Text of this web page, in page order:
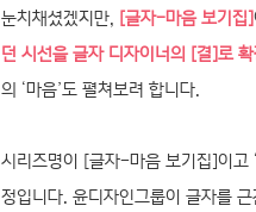
눈치채셨겠지만, [글자-마음 보기집]
던 시선을 글자 디자이너의 [결]로
의 ‘마음’도 펼쳐보려 합니다.
시리즈명이 [글자-마음 보기집]이고
정입니다. 윤디자인그룹이 글자를